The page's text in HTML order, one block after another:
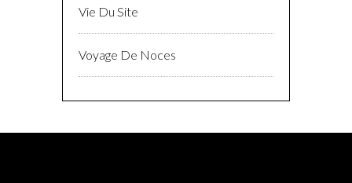
Vie Du Site
Voyage De Noces